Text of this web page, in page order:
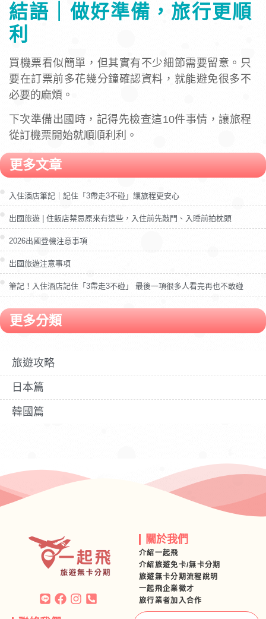
結語｜做好準備，旅行更順
利
買機票看似簡單，但其實有不少細節需要留意。只
要在訂票前多花幾分鐘確認資料，就能避免很多不
必要的麻煩。
下次準備出國時，記得先檢查這10件事情，讓旅程
從訂機票開始就順順利利。
更多文章
入住酒店筆記｜記住「3帶走3不碰」讓旅程更安心
出國旅遊 | 住飯店禁忌原來有這些，入住前先敲門、入睡前拍枕頭
2026出國登機注意事項
出國旅遊注意事項
筆記！入住酒店記住「3帶走3不碰」 最後一項很多人看完再也不敢碰
更多分類
旅遊攻略
日本篇
韓國篇
關於我們
介紹一起飛
介紹旅遊免卡/無卡分期
旅遊無卡分期流程說明
一起飛企業徵才
旅行業者加入合作